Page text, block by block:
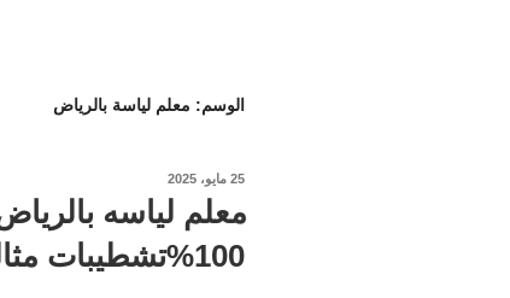
الوسم: معلم لياسة بالرياض
نُشر
25 مايو، 2025
100%تشطيبات مثالية لمبنى يدوم